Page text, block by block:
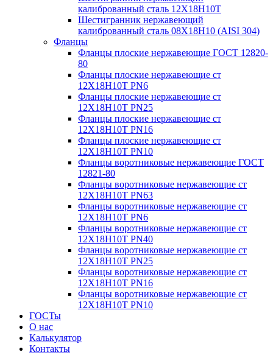
калиброванный сталь 12Х18Н10Т
Шестигранник нержавеющий
калиброванный сталь 08Х18Н10 (AISI 304)
Фланцы
Фланцы плоские нержавеющие ГОСТ 12820-
80
Фланцы плоские нержавеющие ст
12Х18Н10Т PN6
Фланцы плоские нержавеющие ст
12Х18Н10Т PN25
Фланцы плоские нержавеющие ст
12Х18Н10Т PN16
Фланцы плоские нержавеющие ст
12Х18Н10Т PN10
Фланцы воротниковые нержавеющие ГОСТ
12821-80
Фланцы воротниковые нержавеющие ст
12Х18Н10Т PN63
Фланцы воротниковые нержавеющие ст
12Х18Н10Т PN6
Фланцы воротниковые нержавеющие ст
12Х18Н10Т PN40
Фланцы воротниковые нержавеющие ст
12Х18Н10Т PN25
Фланцы воротниковые нержавеющие ст
12Х18Н10Т PN16
Фланцы воротниковые нержавеющие ст
12Х18Н10Т PN10
ГОСТы
О нас
Калькулятор
Контакты